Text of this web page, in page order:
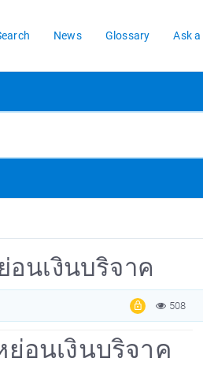
News Glossary Ask
นเงินบริจาค
508
อนเงินบริจาค